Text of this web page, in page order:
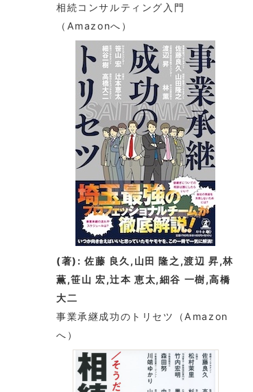
相続コンサルティング入門
（Amazonへ）
(著): 佐藤 良久,山田 隆之,渡辺 昇,林
薫,笹山 宏,辻本 恵太,細谷 一樹,高橋
大二
事業承継成功のトリセツ
（Amazon
へ）